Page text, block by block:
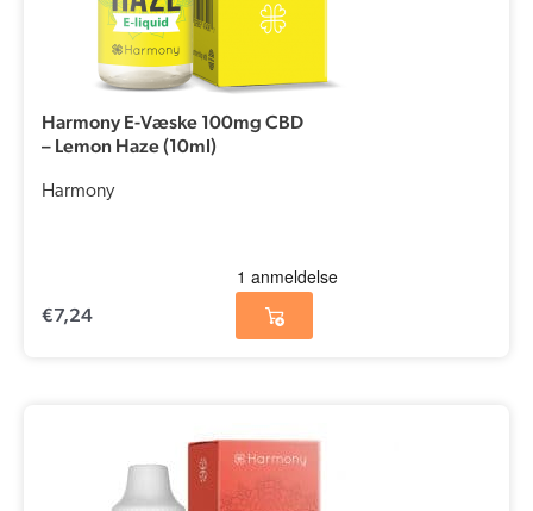
Harmony E-Væske 100mg CBD
– Lemon Haze (10ml)
Harmony
€7,24